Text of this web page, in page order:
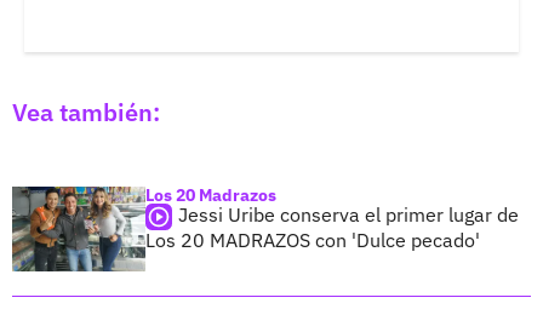
Vea también:
Los 20 Madrazos
Jessi Uribe conserva el primer lugar de
Los 20 MADRAZOS con 'Dulce pecado'